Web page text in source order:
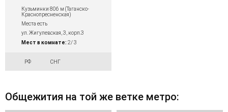
Кузьминки 806 м (Таганско-
Краснопресненская)
Места есть
ул. Жигулевская, 3, корп.3
Мест в комнате: 2/ 3
РФ СНГ
Общежития на той же ветке метро: